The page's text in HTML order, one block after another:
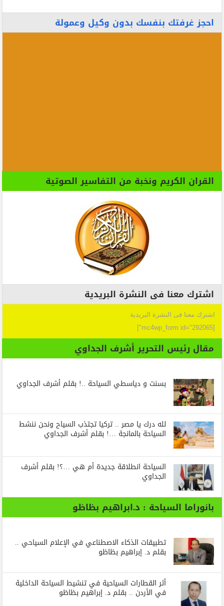
احجز غرفتك بنفسك بدون وكيل وعمولة
القران الكريم ونخبة من التفاسير الصوتية
اشترك معنا فى النشرة البريدية
اشترك معنا فى النشرة البريدية
[mc4wp_form id="292065"]
مقال رئيس التحرير أشرف الجداوي
بسنت و دياسطي السياحة ..! بقلم أشرف الجداوي
لله درك يا مصر .. تركيا تجتذب السياح ونحن ننشط
السياحة بالمانجة …! بقلم أشرف الجداوي
السياحة انطلاقة جديدة أم هي …؟! بقلم أشرف
الجداوي
بانوراما السياحة : د.ابراهيم بظاظو
تطبيقات الذكاء الاصطناعي في الإعلام السياحي ..
بقلم د. إبراهيم بظاظو
أثر القطارات السياحية في تنشيط السياحة الداخلية
في الأردن .. بقلم د. إبراهيم بظاظو